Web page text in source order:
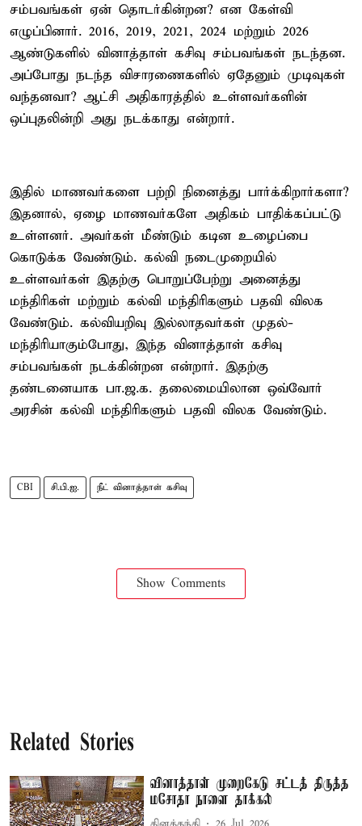
சம்பவங்கள் ஏன் தொடர்கின்றன? என கேள்வி
எழுப்பினார். 2016, 2019, 2021, 2024 மற்றும் 2026
ஆண்டுகளில் வினாத்தாள் கசிவு சம்பவங்கள் நடந்தன.
அப்போது நடந்த விசாரணைகளில் ஏதேனும் முடிவுகள்
வந்தனவா? ஆட்சி அதிகாரத்தில் உள்ளவர்களின்
ஒப்புதலின்றி அது நடக்காது என்றார்.
இதில் மாணவர்களை பற்றி நினைத்து பார்க்கிறார்களா?
இதனால், ஏழை மாணவர்களே அதிகம் பாதிக்கப்பட்டு
உள்ளனர். அவர்கள் மீண்டும் கடின உழைப்பை
கொடுக்க வேண்டும். கல்வி நடைமுறையில்
உள்ளவர்கள் இதற்கு பொறுப்பேற்று அனைத்து
மந்திரிகள் மற்றும் கல்வி மந்திரிகளும் பதவி விலக
வேண்டும். கல்வியறிவு இல்லாதவர்கள் முதல்-
மந்திரியாகும்போது, இந்த வினாத்தாள் கசிவு
சம்பவங்கள் நடக்கின்றன என்றார். இதற்கு
தண்டனையாக பா.ஜ.க. தலைமையிலான ஒவ்வோர்
அரசின் கல்வி மந்திரிகளும் பதவி விலக வேண்டும்.
CBI சி.பி.ஐ. நீட் வினாத்தாள் கசிவு
Show Comments
Related Stories
வினாத்தாள் முறைகேடு சட்டத் திருத்த
மசோதா நாளை தாக்கல்